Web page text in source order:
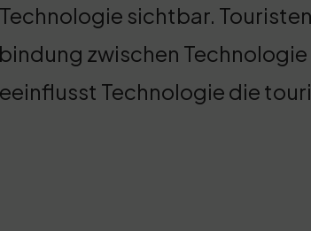
sichtbar.
zwischen
Technologie die